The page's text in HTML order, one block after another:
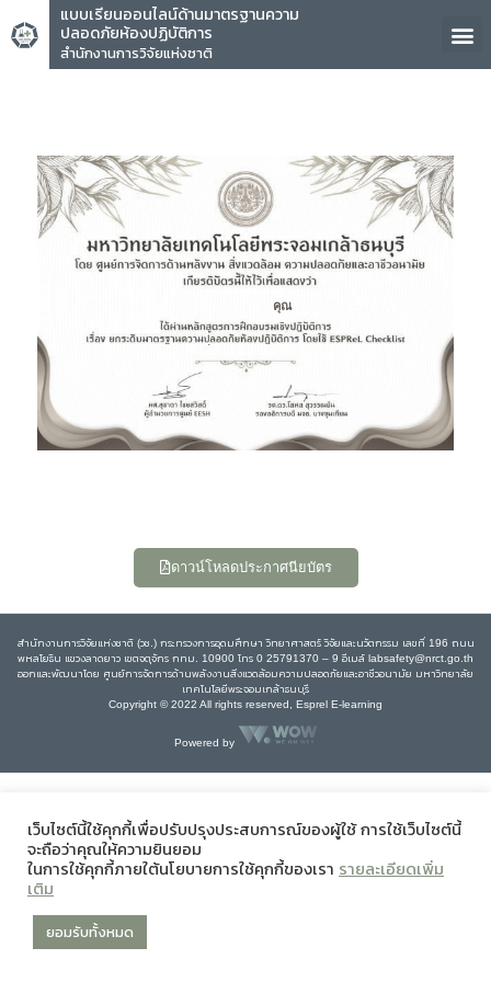
แบบเรียนออนไลน์ด้านมาตรฐานความ
ปลอดภัยห้องปฏิบัติการ
สำนักงานการวิจัยแห่งชาติ
คุณ
ดาวน์โหลดประกาศนียบัตร
สำนักงานการวิจัยแห่งชาติ (วช.) กระทรวงการอุดมศึกษา วิทยาศาสตร์ วิจัยและนวัตกรรม เลขที่ 196 ถนน
พหลโยธิน แขวงลาดยาว เขตจตุจักร กทม. 10900 โทร 0 25791370 – 9 อีเมล์ labsafety@nrct.go.th
ออกและพัฒนาโดย ศูนย์การจัดการด้านพลังงานสิ่งแวดล้อมความปลอดภัยและอาชีวอนามัย มหาวิทยาลัย
เทคโนโลยีพระจอมเกล้าธนบุรี
Copyright © 2022 All rights reserved, Esprel E-learning
Powered by
เว็บไซต์นี้ใช้คุกกี้เพื่อปรับปรุงประสบการณ์ของผู้ใช้ การใช้เว็บไซต์นี้
จะถือว่าคุณให้ความยินยอม
ในการใช้คุกกี้ภายใต้นโยบายการใช้คุกกี้ของเรา รายละเอียดเพิ่ม
เติม
ยอมรับทั้งหมด